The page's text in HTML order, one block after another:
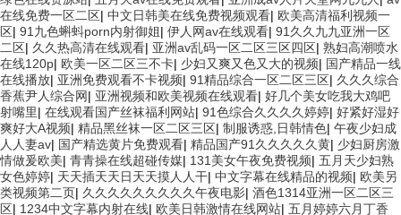
在线免费一区二区| 中文日韩美在线免费视频观看| 欧美高清福利视频一
区| 91九色蝌蚪porn内射御姐| 伊人网av在线观看| 91久久九九亚洲一区
二区| 久久热高清在线观看| 亚洲av乱码一区二区三区四区| 熟妇高潮喷水
在线120p| 欧美一区二区三不卡| 少妇又爽又色又大的视频| 国产精品一线
在线播放| 亚洲免费观看不卡视频| 91精品综合一区二区三区| 久久久综合
香蕉尹人综合网| 亚洲视频和欧美视频在线观看| 好几个美女吃我大鸡吧
射嘴里| 在线观看国产丝袜福利网站| 91色综合久久久久婷婷| 好紧好湿好
爽好大A视频| 精品黑丝袜一区二区三区| 制服诱惑,日韩情色| 午夜少妇成
人人妻av| 国产精选黄片免费观看| 精品国产91久久久久久黄| 少妇厨房激
情做爰欧美| 青青操在线超碰传媒| 131美女午夜免费视频| 五月天少妇熟
女色婷婷| 天天插天天日天天摸人人干| 中文字幕在线精品的视频| 欧美另
类视频第二页| 久久久久久久久久久午夜电影| 酒色1314亚洲一区二区三
区| 1234中文字幕内射在线| 欧美日韩激情在线网站| 五月婷婷六月丁香